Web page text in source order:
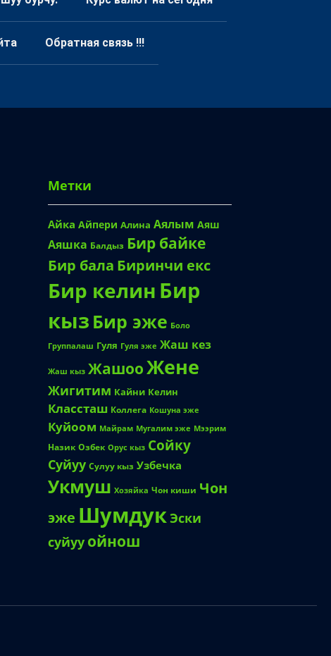
Обратная связь !!!
Метки
Айка Айпери Алина Аялым Аяш
Аяшка Балдыз Бир байке
Бир бала Биринчи екс
Бир келин Бир
кыз Бир эже Боло
Группалаш Гуля Гуля эже Жаш кез
Жаш кыз ЖашооЖене
Жигитим Кайни Келин
Классташ Коллега Кошуна эже
Куйоом Майрам Мугалим эже Мээрим
Назик Озбек Орус кыз Сойку
Суйуу Сулуу кыз Узбечка
Укмуш Хозяйка Чон киши Чон
эже ШумдукЭски
суйуу ойнош